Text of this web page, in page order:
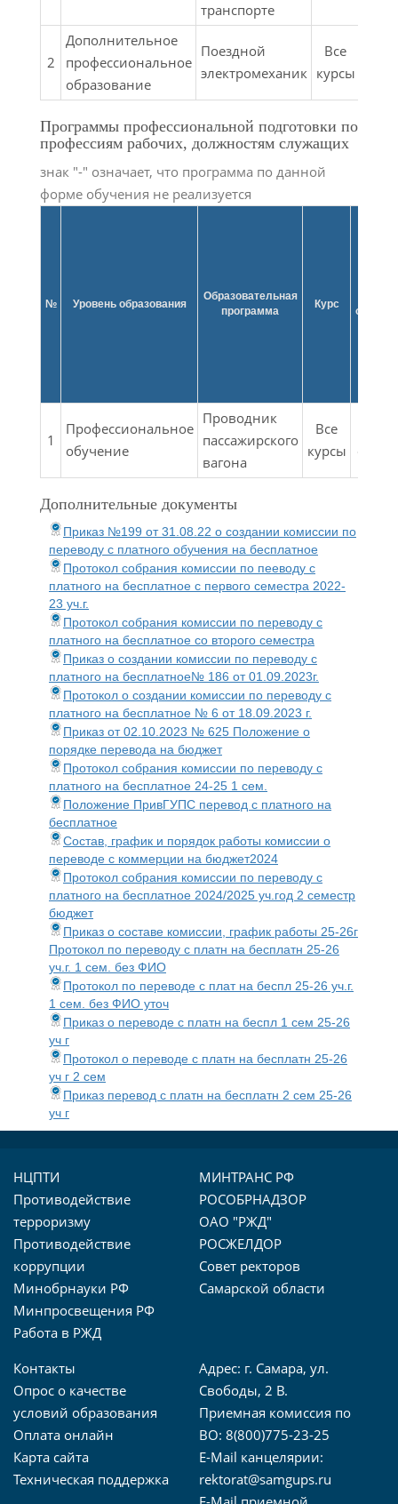
транспорте
2
Дополнительное
профессиональное
образование
Поездной
электромеханик
Все
курсы
Программы профессиональной подготовки по
профессиям рабочих, должностям служащих
знак "-" означает, что программа по данной
форме обучения не реализуется
№ Уровень образования
Образовательная
программа
Курс
1
Профессиональное
обучение
Проводник
пассажирского
вагона
Все
курсы
Дополнительные документы
Приказ №199 от 31.08.22 о создании комиссии по
переводу с платного обучения на бесплатное
Протокол собрания комиссии по пееводу с
платного на бесплатное с первого семестра 2022-
23 уч.г.
Протокол собрания комиссии по переводу с
платного на бесплатное со второго семестра
Приказ о создании комиссии по переводу с
платного на бесплатное№ 186 от 01.09.2023г.
Протокол о создании комиссии по переводу с
платного на бесплатное № 6 от 18.09.2023 г.
Приказ от 02.10.2023 № 625 Положение о
порядке перевода на бюджет
Протокол собрания комиссии по переводу с
платного на бесплатное 24-25 1 сем.
Положение ПривГУПС перевод с платного на
бесплатное
Состав, график и порядок работы комиссии о
переводе с коммерции на бюджет2024
Протокол собрания комиссии по переводу с
платного на бесплатное 2024/2025 уч.год 2 семестр
бюджет
Приказ о составе комиссии, график работы 25-26г
Протокол по переводу с платн на бесплатн 25-26
уч.г. 1 сем. без ФИО
Протокол по переводе с плат на беспл 25-26 уч.г.
1 сем. без ФИО уточ
Приказ о переводе с платн на беспл 1 сем 25-26
уч г
Протокол о переводе с платн на бесплатн 25-26
уч г 2 сем
Приказ перевод с платн на бесплатн 2 сем 25-26
уч г
НЦПТИ
Противодействие
терроризму
Противодействие
коррупции
Минобрнауки РФ
Минпросвещения РФ
Работа в РЖД
МИНТРАНС РФ
РОСОБРНАДЗОР
ОАО "РЖД"
РОСЖЕЛДОР
Совет ректоров
Самарской области
Контакты
Опрос о качестве
условий образования
Оплата онлайн
Карта сайта
Техническая поддержка
Адрес: г. Самара, ул.
Свободы, 2 В.
Приемная комиссия по
ВО: 8(800)775-23-25
E-Mail канцелярии:
rektorat@samgups.ru